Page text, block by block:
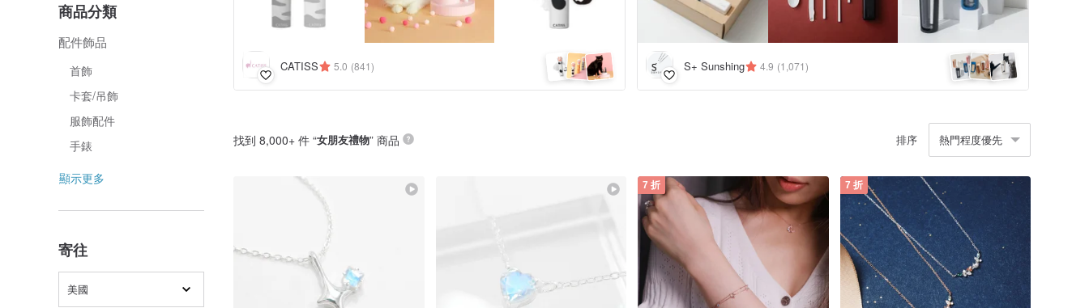
商品分類
配件飾品
首飾
卡套/吊飾
服飾配件
手錶
顯示更多
寄往
美國
CATISS 5.0 (841) S+ Sunshing 4.9 (1,071)
找到 8,000+ 件 “女朋友禮物” 商品 排序 熱門程度優先
7 折 7 折